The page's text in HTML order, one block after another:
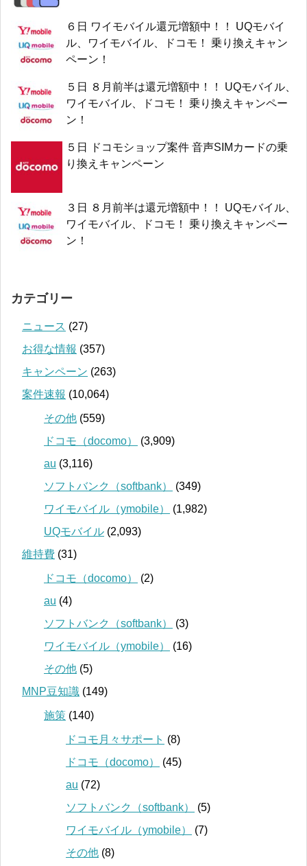
６日 ワイモバイル還元増額中！！ UQモバイ
ル、ワイモバイル、ドコモ！ 乗り換えキャン
ペーン！
５日 ８月前半は還元増額中！！ UQモバイル、
ワイモバイル、ドコモ！ 乗り換えキャンペー
ン！
５日 ドコモショップ案件 音声SIMカードの乗
り換えキャンペーン
３日 ８月前半は還元増額中！！ UQモバイル、
ワイモバイル、ドコモ！ 乗り換えキャンペー
ン！
カテゴリー
ニュース (27)
お得な情報 (357)
キャンペーン (263)
案件速報 (10,064)
その他 (559)
ドコモ（docomo）
(3,909)
au (3,116)
ソフトバンク（softbank）
(349)
ワイモバイル（ymobile）
(1,982)
UQモバイル (2,093)
維持費 (31)
ドコモ（docomo）
(2)
au (4)
ソフトバンク（softbank）
(3)
ワイモバイル（ymobile）
(16)
その他 (5)
MNP豆知識 (149)
施策 (140)
ドコモ月々サポート (8)
ドコモ（docomo）
(45)
au (72)
ソフトバンク（softbank）
(5)
ワイモバイル（ymobile）
(7)
その他 (8)